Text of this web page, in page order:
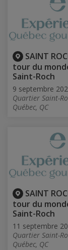
SAINT
tour du
Saint-Roch
9 septembre
Quartier Saint-
Québec, QC
SAINT
tour du
Saint-Roch
11 septembre
Quartier Saint-
Québec, QC